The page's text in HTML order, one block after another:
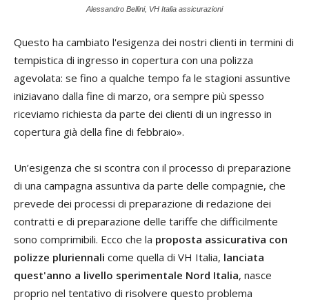
Alessandro Bellini, VH Italia assicurazioni
Questo ha cambiato l'esigenza dei nostri clienti in termini di
tempistica di ingresso in copertura con una polizza
agevolata: se fino a qualche tempo fa le stagioni assuntive
iniziavano dalla fine di marzo, ora sempre più spesso
riceviamo richiesta da parte dei clienti di un ingresso in
copertura già della fine di febbraio».
Un’esigenza che si scontra con il processo di preparazione
di una campagna assuntiva da parte delle compagnie, che
prevede dei processi di preparazione di redazione dei
contratti e di preparazione delle tariffe che difficilmente
sono comprimibili. Ecco che la proposta assicurativa con
polizze pluriennali come quella di VH Italia, lanciata
quest'anno a livello sperimentale Nord Italia, nasce
proprio nel tentativo di risolvere questo problema